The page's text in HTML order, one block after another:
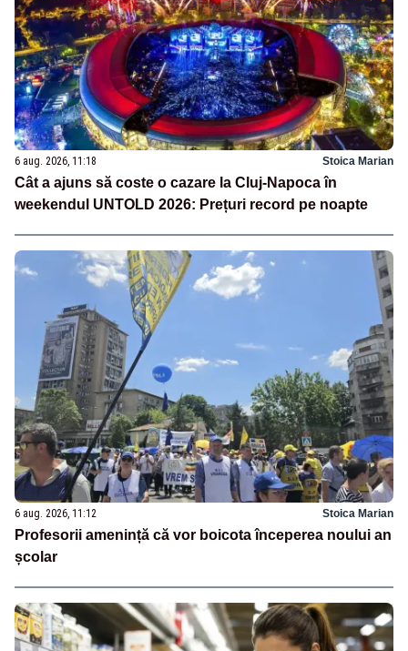
6 aug. 2026, 11:18 Stoica Marian
Cât a ajuns să coste o cazare la Cluj-Napoca în
weekendul UNTOLD 2026: Prețuri record pe noapte
6 aug. 2026, 11:12 Stoica Marian
Profesorii amenință că vor boicota începerea noului an
școlar